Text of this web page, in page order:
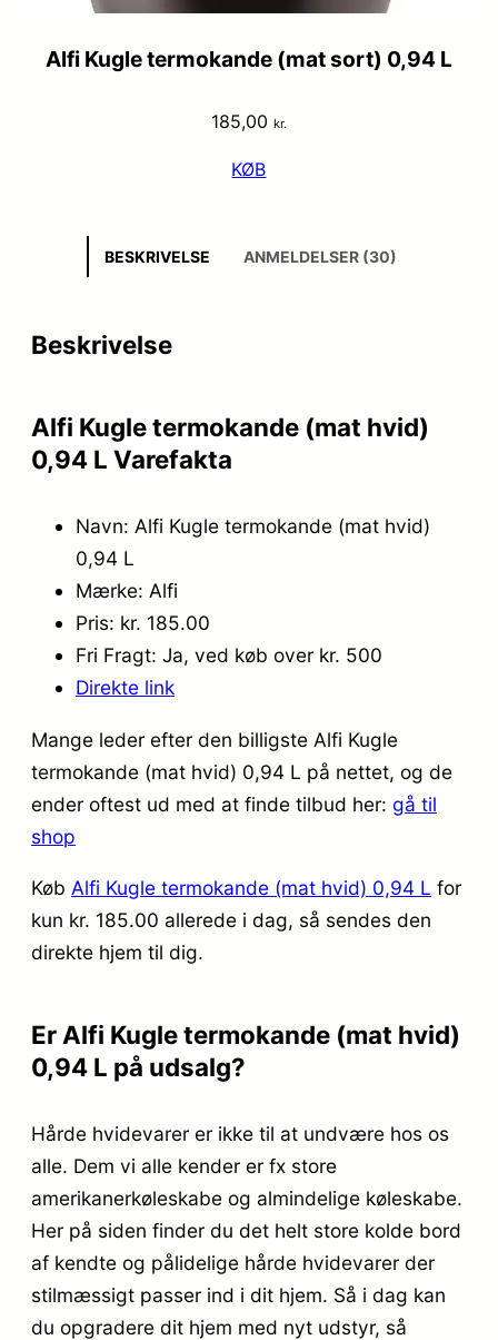
Alfi Kugle termokande (mat sort) 0,94 L
185,00 kr.
KØB
BESKRIVELSE ANMELDELSER (30)
Beskrivelse
Alfi Kugle termokande (mat hvid)
0,94 L Varefakta
Navn: Alfi Kugle termokande (mat hvid)
0,94 L
Mærke: Alfi
Pris: kr. 185.00
Fri Fragt: Ja, ved køb over kr. 500
Direkte link
Mange leder efter den billigste Alfi Kugle
termokande (mat hvid) 0,94 L på nettet, og de
ender oftest ud med at finde tilbud her: gå til
shop
Køb Alfi Kugle termokande (mat hvid) 0,94 L for
kun kr. 185.00 allerede i dag, så sendes den
direkte hjem til dig.
Er Alfi Kugle termokande (mat hvid)
0,94 L på udsalg?
Hårde hvidevarer er ikke til at undvære hos os
alle. Dem vi alle kender er fx store
amerikanerkøleskabe og almindelige køleskabe.
Her på siden finder du det helt store kolde bord
af kendte og pålidelige hårde hvidevarer der
stilmæssigt passer ind i dit hjem. Så i dag kan
du opgradere dit hjem med nyt udstyr, så